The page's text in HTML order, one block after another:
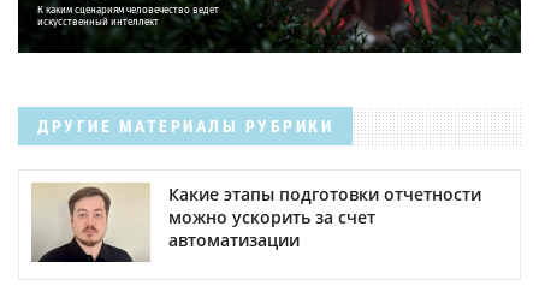
К каким сценариям человечество ведет
искусственный интеллект
ДРУГИЕ МАТЕРИАЛЫ РУБРИКИ
Какие этапы подготовки отчетности
можно ускорить за счет
автоматизации